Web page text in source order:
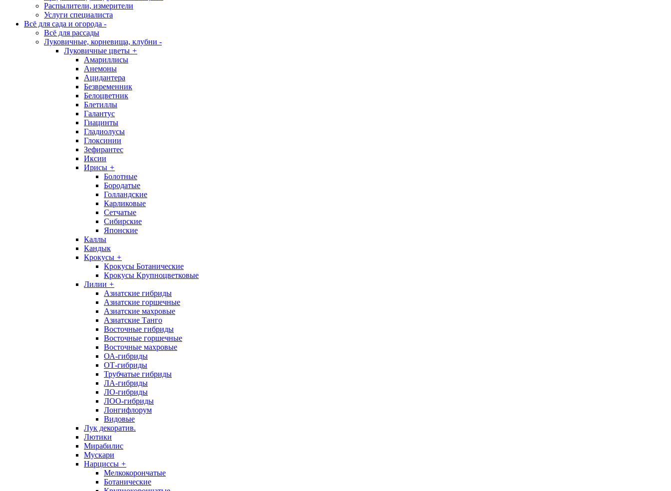
Распылители, измерители
Услуги специалиста
Всё для сада и огорода -
Всё для рассады
Луковичные, корневища, клубни -
Луковичные цветы +
Амариллисы
Анемоны
Ацидантера
Безвременник
Белоцветник
Блетиллы
Галантус
Гиацинты
Гладиолусы
Глоксинии
Зефирантес
Иксии
Ирисы +
Болотные
Бородатые
Голландские
Карликовые
Сетчатые
Сибирские
Японские
Каллы
Кандык
Крокусы +
Крокусы Ботанические
Крокусы Крупноцветковые
Лилии +
Азиатские гибриды
Азиатские горшечные
Азиатские махровые
Азиатские Танго
Восточные гибриды
Восточные горшечные
Восточные махровые
ОА-гибриды
ОТ-гибриды
Трубчатые гибриды
ЛА-гибриды
ЛО-гибриды
ЛОО-гибриды
Лонгифлорум
Видовые
Лук декоратив.
Лютики
Мирабилис
Мускари
Нарциссы +
Мелкокорончатые
Ботанические